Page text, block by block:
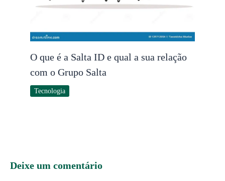
O que é a Salta ID e qual a sua relação
com o Grupo Salta
Tecnologia
Deixe um comentário